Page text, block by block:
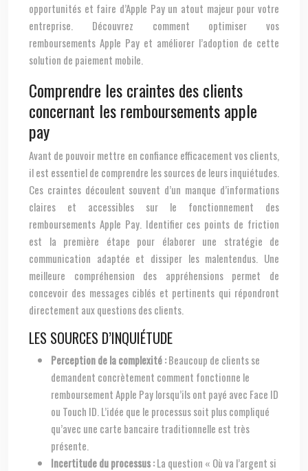
opportunités et faire d’Apple Pay un atout majeur pour votre
entreprise. Découvrez comment optimiser vos
remboursements Apple Pay et améliorer l’adoption de cette
solution de paiement mobile.
Comprendre les craintes des clients
concernant les remboursements apple
pay
Avant de pouvoir mettre en confiance efficacement vos clients,
il est essentiel de comprendre les sources de leurs inquiétudes.
Ces craintes découlent souvent d’un manque d’informations
claires et accessibles sur le fonctionnement des
remboursements Apple Pay. Identifier ces points de friction
est la première étape pour élaborer une stratégie de
communication adaptée et dissiper les malentendus. Une
meilleure compréhension des appréhensions permet de
concevoir des messages ciblés et pertinents qui répondront
directement aux questions des clients.
LES SOURCES D’INQUIÉTUDE
Perception de la complexité :Beaucoup de clients se
demandent concrètement comment fonctionne le
remboursement Apple Pay lorsqu’ils ont payé avec Face ID
ou Touch ID. L’idée que le processus soit plus compliqué
qu’avec une carte bancaire traditionnelle est très
présente.
Incertitude du processus :La question « Où va l’argent si